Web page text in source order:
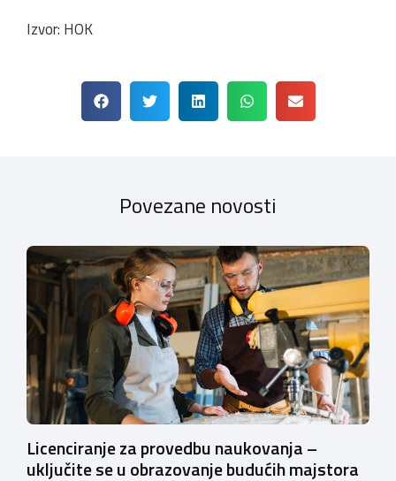
Izvor: HOK
Povezane novosti
Licenciranje za provedbu naukovanja –
uključite se u obrazovanje budućih majstora